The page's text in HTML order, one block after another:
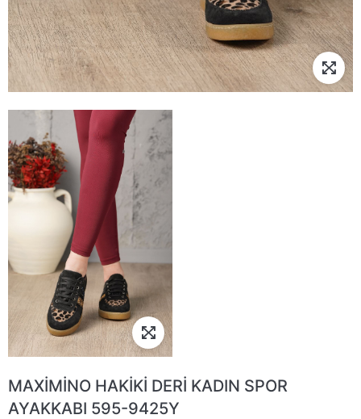
MAXİMİNO HAKİKİ DERİ KADIN SPOR
AYAKKABI 595-9425Y